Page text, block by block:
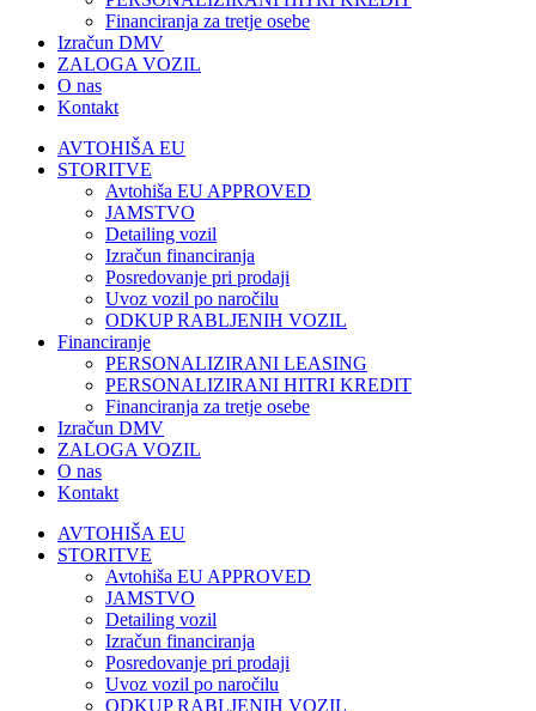
Financiranja za tretje osebe
Izračun DMV
ZALOGA VOZIL
O nas
Kontakt
AVTOHIŠA EU
STORITVE
Avtohiša EU APPROVED
JAMSTVO
Detailing vozil
Izračun financiranja
Posredovanje pri prodaji
Uvoz vozil po naročilu
ODKUP RABLJENIH VOZIL
Financiranje
PERSONALIZIRANI LEASING
PERSONALIZIRANI HITRI KREDIT
Financiranja za tretje osebe
Izračun DMV
ZALOGA VOZIL
O nas
Kontakt
AVTOHIŠA EU
STORITVE
Avtohiša EU APPROVED
JAMSTVO
Detailing vozil
Izračun financiranja
Posredovanje pri prodaji
Uvoz vozil po naročilu
ODKUP RABLJENIH VOZIL